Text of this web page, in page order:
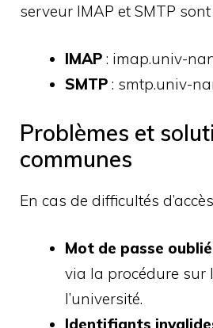
serveur IMAP et SMTP sont
IMAP : imap.univ-
SMTP : smtp.univ-
Problèmes et
communes
En cas de difficultés
Mot de passe oublié
via la procédure sur
l’université.